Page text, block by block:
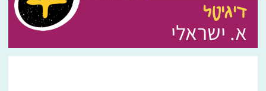
דיגיטל
א. ישראלי